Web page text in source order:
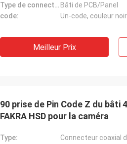
Type de connecteur: Bâti de PCB/Panel
code:
Un-code, couleur
Meilleur Prix
90 prise de Pin Code Z du bâti
FAKRA HSD pour la caméra
Type:
Connecteur coaxial